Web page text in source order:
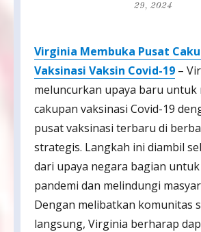
29, 2024
Virginia Membuka Pusat
Vaksinasi Vaksin Covid-19 –
meluncurkan upaya baru untuk
cakupan vaksinasi Covid-19
pusat vaksinasi terbaru di
strategis. Langkah ini diambil
dari upaya negara bagian
pandemi dan melindungi
Dengan melibatkan komunitas
langsung, Virginia berharap